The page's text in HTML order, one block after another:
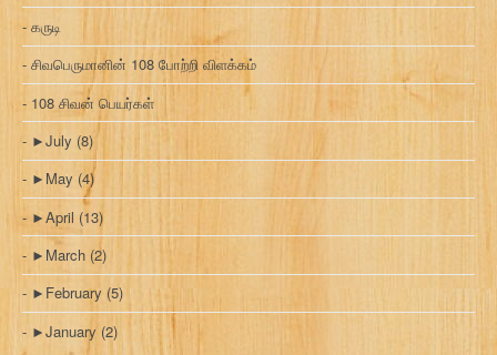
கருடி
சிவபெருமானின் 108 போற்றி விளக்கம்
108 சிவன் பெயர்கள்
►July (8)
► May (4)
►April (13)
► March (2)
► February (5)
►January (2)